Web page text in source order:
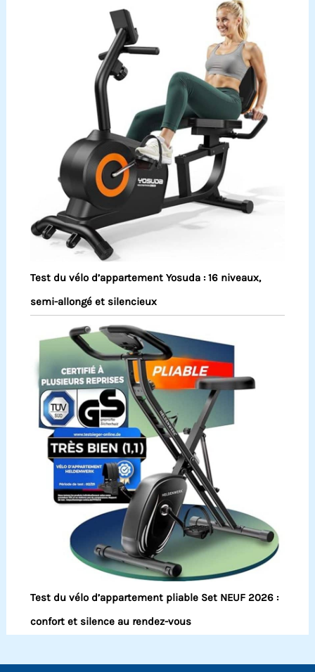
Test du vélo d’appartement Yosuda : 16 niveaux,
semi-allongé et silencieux
Test du vélo d’appartement pliable Set NEUF 2026 :
confort et silence au rendez-vous